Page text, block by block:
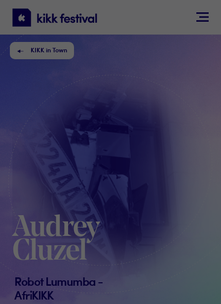
KIKK
Festival
KIKK in Town
Audrey
Cluzel
Robot Lumumba -
AfriKIKK